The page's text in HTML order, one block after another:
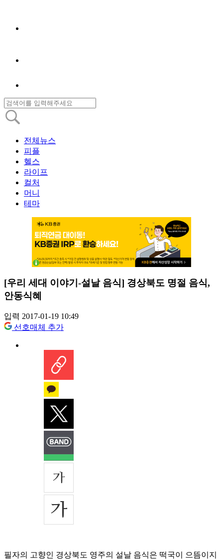
전체뉴스
피플
헬스
라이프
컬처
머니
테마
[우리 세대 이야기-설날 음식] 경상북도 명절 음식,
안동식혜
입력 2017-01-19 10:49
선호매체 추가
필자의 고향인 경상북도 영주의 설날 음식은 떡국이 으뜸이지